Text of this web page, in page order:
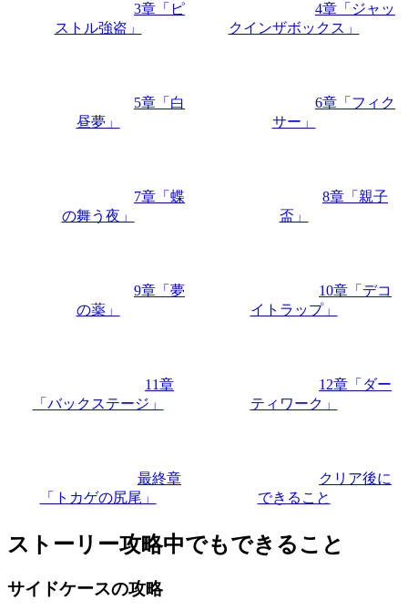
3章「ピ
ストル強盗」
4章「ジャッ
クインザボックス」
5章「白
昼夢」
6章「フィク
サー」
7章「蝶
の舞う夜」
8章「親子
盃」
9章「夢
の薬」
10章「デコ
イトラップ」
11章
「バックステージ」
12章「ダー
ティワーク」
最終章
「トカゲの尻尾」
クリア後に
できること
ストーリー攻略中でもできること
サイドケースの攻略